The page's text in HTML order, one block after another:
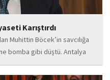
Karıştırdı
Muhittin Böcek’in savcılığa
bomba gibi düştü. Antalya
başvurarak ifade verdiği
31 Mart 2024 yerel